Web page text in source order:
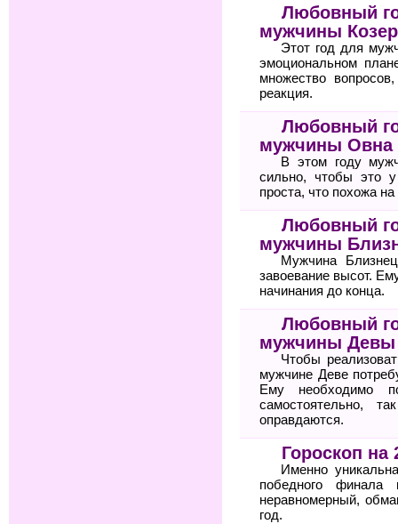
Любовный
мужчины
Этот год для
эмоциональном
множество
реакция.
Любовный
мужчины Овна
В этом году
сильно, чтобы это у
проста, что похожа
Любовный
мужчины
Мужчина
завоевание высот.
начинания до конца.
Любовный
мужчины Девы
Чтобы
мужчине Деве
Ему необходимо
самостоятельно,
оправдаются.
Гороскоп на
Именно
победного финала
неравномерный,
год.